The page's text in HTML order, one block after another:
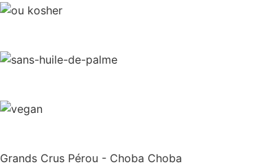
Grands Crus Pérou - Choba Choba